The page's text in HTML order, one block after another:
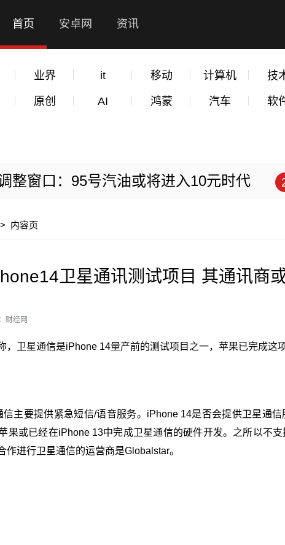
首页 安卓网 资讯
业界 it 移动 计算机 技
原创 AI 鸿蒙 汽车 软
整窗口：95号汽油或将进入10元时代
> 内容页
卫星通讯测试项目 其通讯商
财经网
，卫星通信是iPhone 14量产前的测试项目之一，苹果已完成这
信主要提供紧急短信/语音服务。iPhone 14是否会提供卫星通
果或已经在iPhone 13中完成卫星通信的硬件开发。之所以不
作进行卫星通信的运营商是Globalstar。